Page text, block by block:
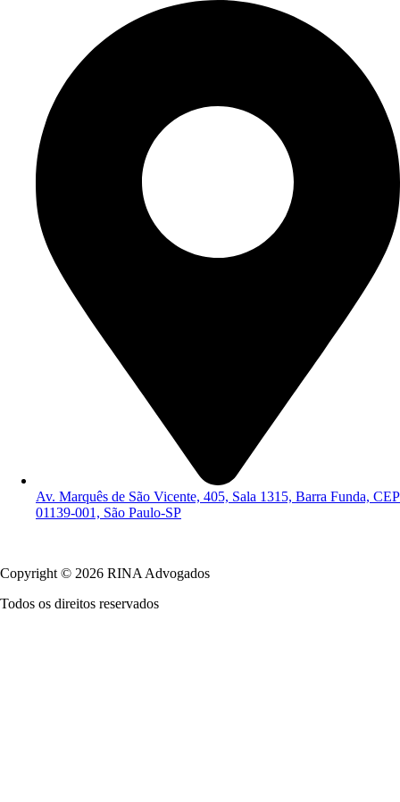
Av. Marquês de São Vicente, 405, Sala 1315, Barra Funda, CEP
01139-001, São Paulo-SP
Copyright © 2026 RINA Advogados
Todos os direitos reservados